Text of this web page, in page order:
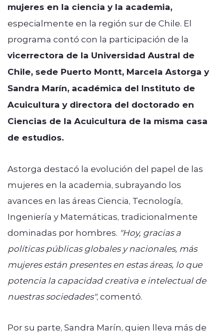
mujeres en la ciencia y la academia,
especialmente en la región sur de Chile. El
programa contó con la participación de la
vicerrectora de la Universidad Austral de
Chile, sede Puerto Montt, Marcela Astorga y
Sandra Marín, académica del Instituto de
Acuicultura y directora del doctorado en
Ciencias de la Acuicultura de la misma casa
de estudios.
Astorga destacó la evolución del papel de las
mujeres en la academia, subrayando los
avances en las áreas Ciencia, Tecnología,
Ingeniería y Matemáticas, tradicionalmente
dominadas por hombres. "Hoy, gracias a
políticas públicas globales y nacionales, más
mujeres están presentes en estas áreas, lo que
potencia la capacidad creativa e intelectual de
nuestras sociedades", comentó.
Por su parte, Sandra Marín, quien lleva más de